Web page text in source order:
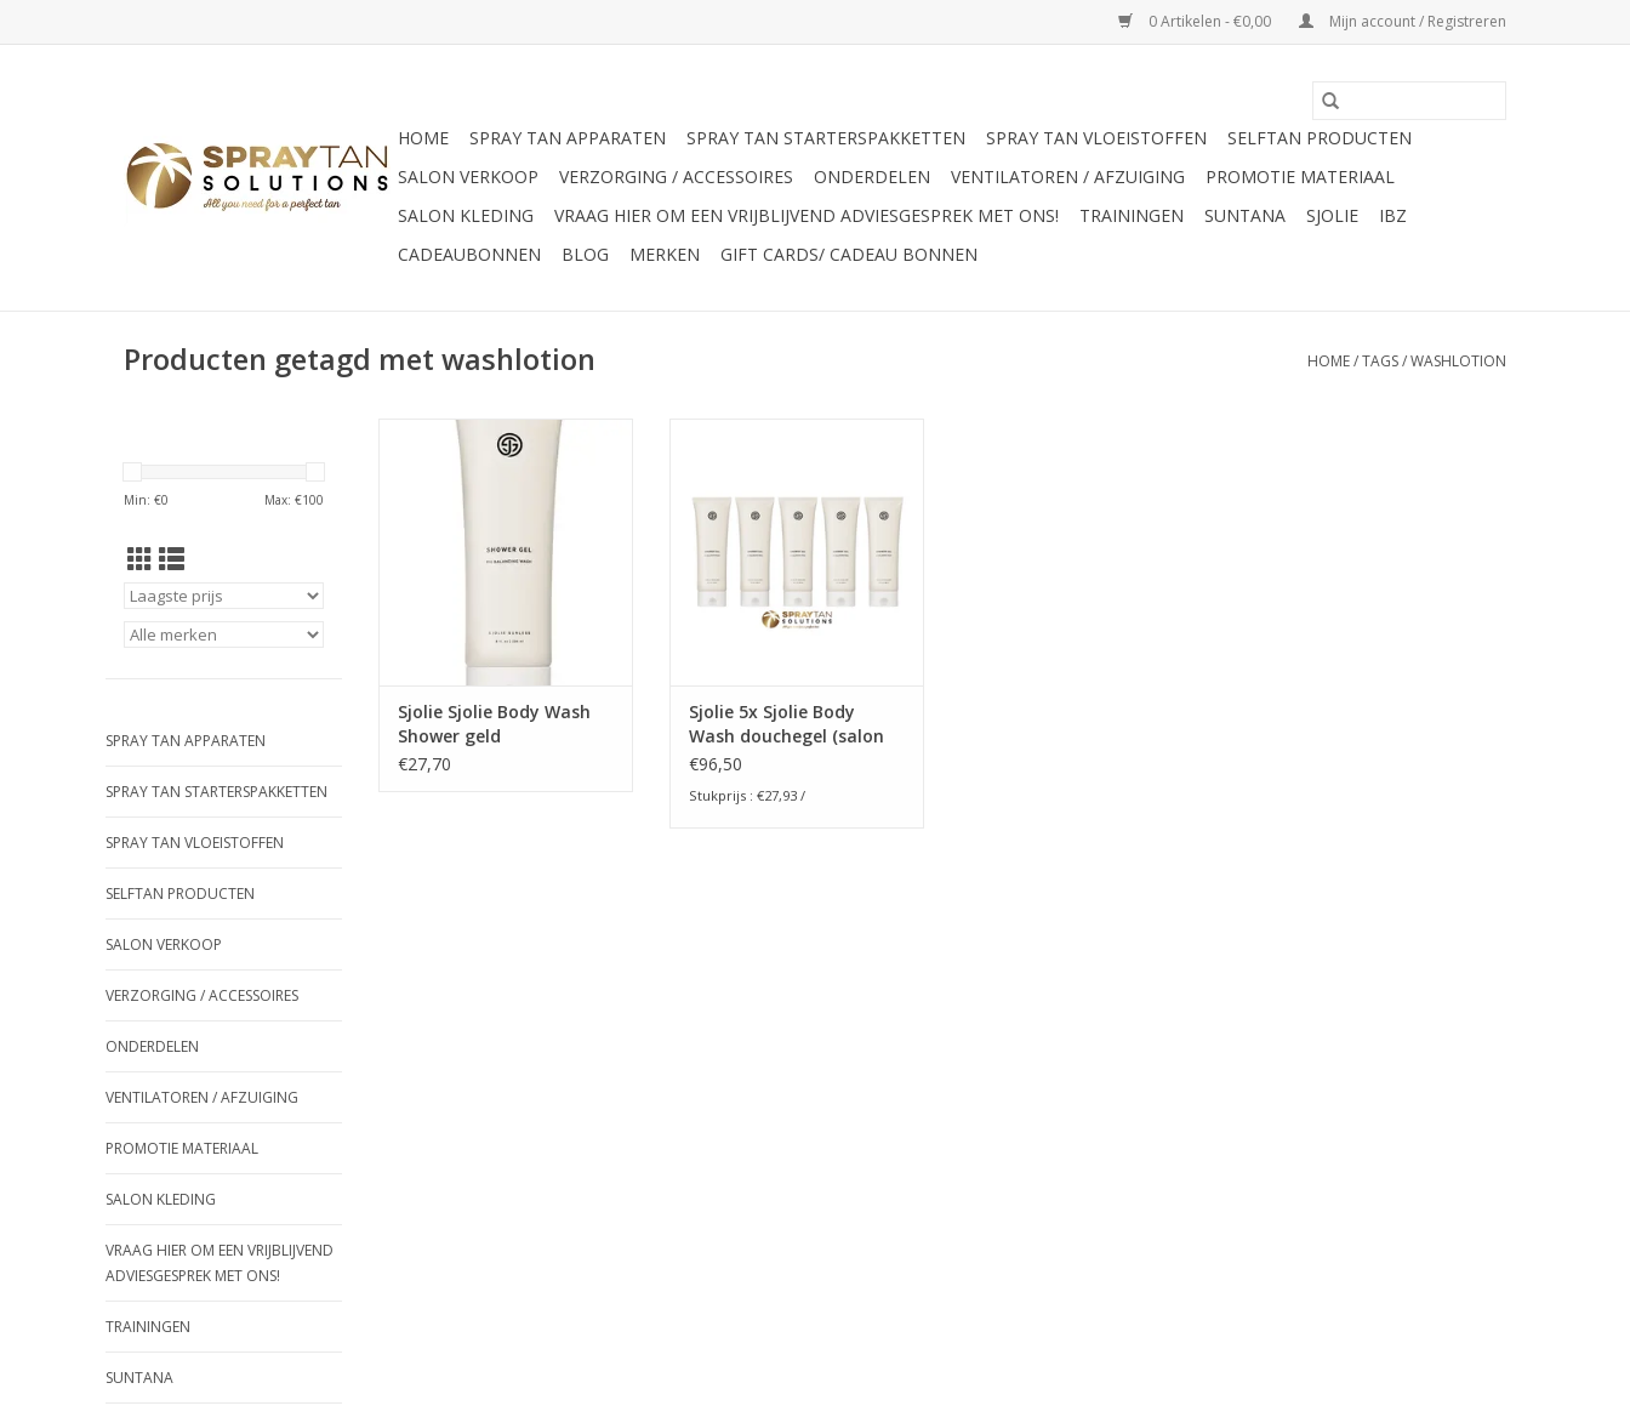
0 Artikelen - €0,00 Mijn account / Registreren
HOME SPRAY TAN APPARATEN SPRAY TAN STARTERSPAKKETTEN SPRAY TAN VLOEISTOFFEN
SELFTAN PRODUCTEN
SALON VERKOOP
VERZORGING / ACCESSOIRES ONDERDELEN VENTILATOREN / AFZUIGING
PROMOTIE MATERIAAL
SALON KLEDING
VRAAG HIER OM EEN VRIJBLIJVEND ADVIESGESPREK MET ONS! TRAININGEN SUNTANA SJOLIE
IBZ
CADEAUBONNEN
BLOG MERKEN GIFT CARDS/ CADEAU BONNEN
Producten getagd met washlotion HOME/TAGS/WASHLOTION
Min: €0 Max: €100
SPRAY TAN APPARATEN
SPRAY TAN STARTERSPAKKETTEN
SPRAY TAN VLOEISTOFFEN
SELFTAN PRODUCTEN
SALON VERKOOP
VERZORGING / ACCESSOIRES
ONDERDELEN
VENTILATOREN / AFZUIGING
PROMOTIE MATERIAAL
SALON KLEDING
VRAAG HIER OM EEN VRIJBLIJVEND
ADVIESGESPREK MET ONS!
TRAININGEN
SUNTANA
Verzorgende tan vriendelijke
douchegel, geniet van de
heerlijke vanille-lavendel geur
voor een rustgevende
douchebeleving. Behoud
voor gezicht en lichaam.
TOEVOEGEN AAN WINKELWAGEN
Sjolie Sjolie Body Wash
Shower geld
€27,70
Sjolie 5x Sjolie Body
Wash douchegel (salon
verkoop)
€96,50
Stukprijs : €27,93 /